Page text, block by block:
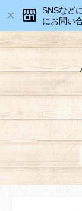
SNSなど
にお問い